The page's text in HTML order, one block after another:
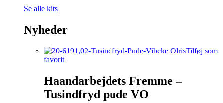
Se alle kits
Nyheder
Tilføj som
favorit
Haandarbejdets Fremme –
Tusindfryd pude VO